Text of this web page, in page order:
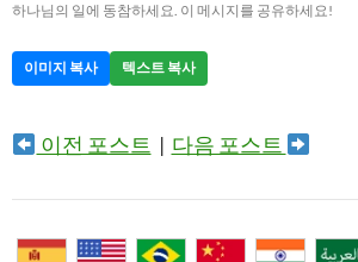
하나님의 일에 동참하세요. 이 메시지를 공유하세요!
이미지 복사 텍스트 복사
이전 포스트 | 다음 포스트